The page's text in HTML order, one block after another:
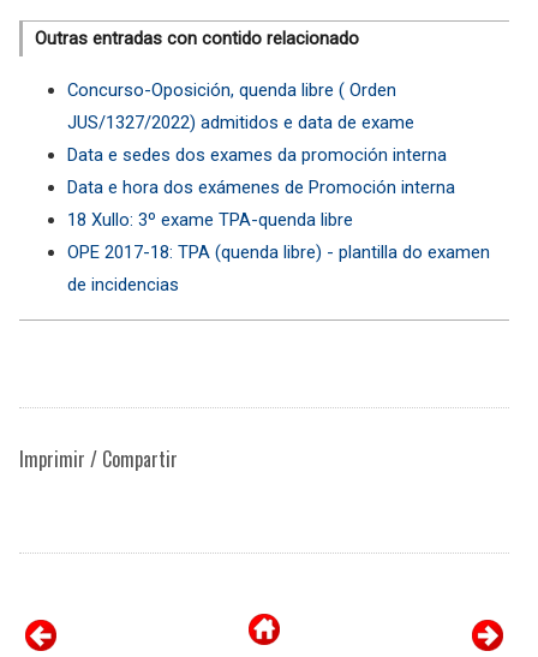
Outras entradas con contido relacionado
Concurso-Oposición, quenda libre ( Orden
JUS/1327/2022) admitidos e data de exame
Data e sedes dos exames da promoción interna
Data e hora dos exámenes de Promoción interna
18 Xullo: 3º exame TPA-quenda libre
OPE 2017-18: TPA (quenda libre) - plantilla do examen
de incidencias
Imprimir / Compartir